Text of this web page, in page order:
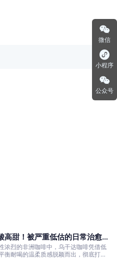
高甜！被严重低估的日常治愈口
浓烈的非洲咖啡中，乌干达咖啡凭借低
衡耐喝的温柔质感脱颖而出，彻底打破
微信
小程序
公众号